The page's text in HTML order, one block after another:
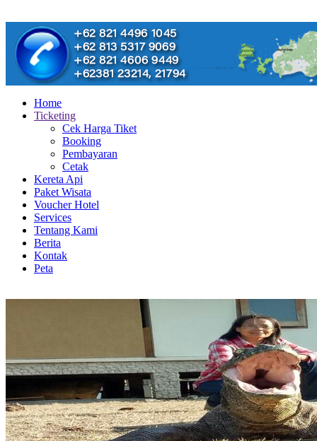
Home
Ticketing
Cek Harga Tiket
Booking
Pembayaran
Cetak
Kereta Api
Paket Wisata
Voucher Hotel
Services
Tentang Kami
Berita
Kontak
Peta